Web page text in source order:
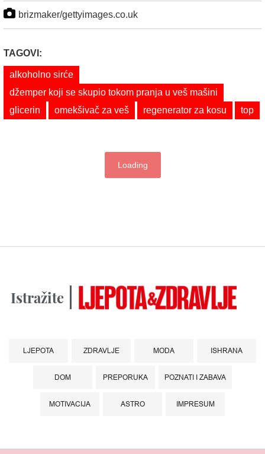
brizmaker/gettyimages.co.uk
TAGOVI:
alkoholno sirće
džemper koji se skupio tokom pranja u veš mašini
glicerin
omekšivač za veš regenerator za kosu top
Loading
Istražite
LJEPOTA ZDRAVLJE MODA ISHRANA
DOM PREPORUKA POZNATI I ZABAVA
MOTIVACIJA ASTRO IMPRESUM